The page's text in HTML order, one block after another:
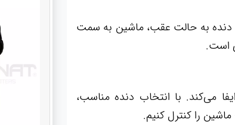
دنده به حالت عقب، ماشین به سمت
است.
می‌کند. با انتخاب دنده مناسب،
را کنترل کنیم.